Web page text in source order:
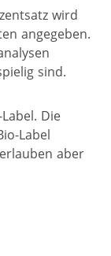
wird
angegeben.
sind.
Die
Label
aber